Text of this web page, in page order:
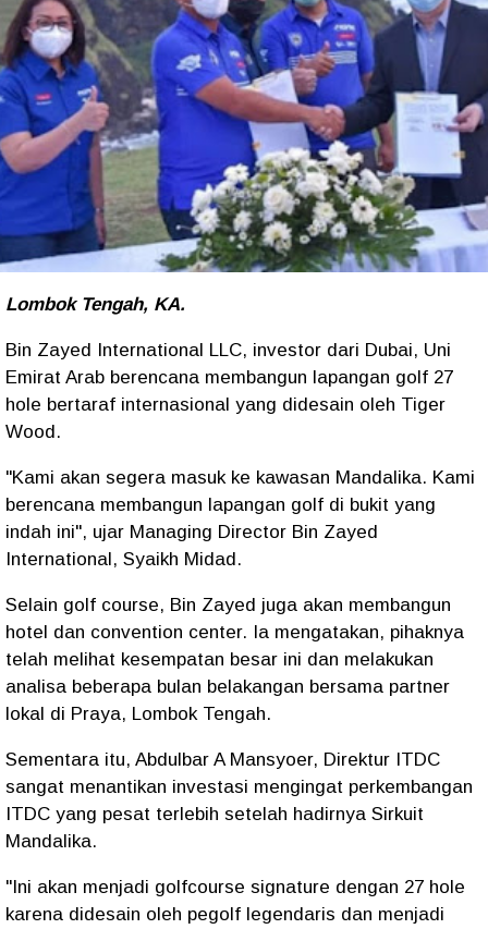
Lombok Tengah, KA.
Bin Zayed International LLC, investor dari Dubai, Uni
Emirat Arab berencana membangun lapangan golf 27
hole bertaraf internasional yang didesain oleh Tiger
Wood.
"Kami akan segera masuk ke kawasan Mandalika. Kami
berencana membangun lapangan golf di bukit yang
indah ini", ujar Managing Director Bin Zayed
International, Syaikh Midad.
Selain golf course, Bin Zayed juga akan membangun
hotel dan convention center. Ia mengatakan, pihaknya
telah melihat kesempatan besar ini dan melakukan
analisa beberapa bulan belakangan bersama partner
lokal di Praya, Lombok Tengah.
Sementara itu, Abdulbar A Mansyoer, Direktur ITDC
sangat menantikan investasi mengingat perkembangan
ITDC yang pesat terlebih setelah hadirnya Sirkuit
Mandalika.
"Ini akan menjadi golfcourse signature dengan 27 hole
karena didesain oleh pegolf legendaris dan menjadi